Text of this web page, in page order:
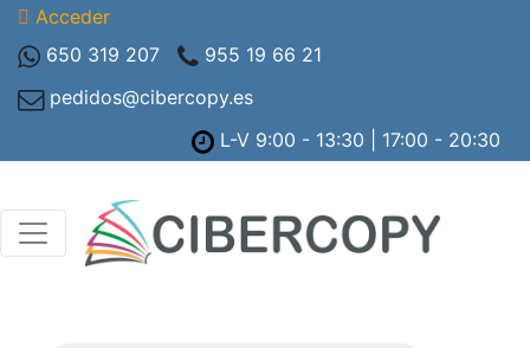
Acceder
650 319 207
955 19 66 21
pedidos@cibercopy.es
L-V 9:00 - 13:30 | 17:00 - 20:30